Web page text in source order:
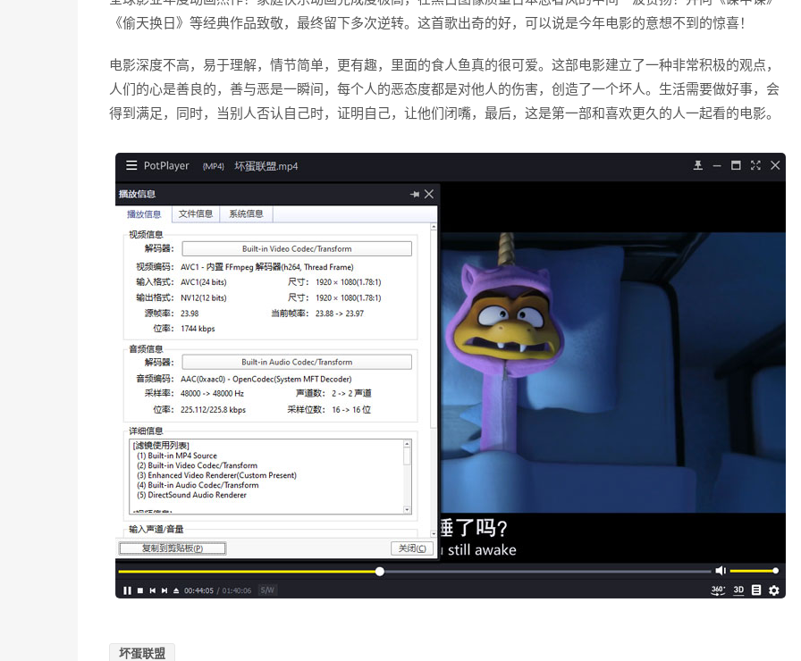
《偷天换日》等经典作品致敬，最终留下多次逆转。这首歌出奇的好，可以说是今年电影的意想不到的惊喜！
电影深度不高，易于理解，情节简单，更有趣，里面的食人鱼真的很可爱。这部电影建立了一种非常积极的观点，
人们的心是善良的，善与恶是一瞬间，每个人的恶态度都是对他人的伤害，创造了一个坏人。生活需要做好事，会
得到满足，同时，当别人否认自己时，证明自己，让他们闭嘴，最后，这是第一部和喜欢更久的人一起看的电影。
坏蛋联盟